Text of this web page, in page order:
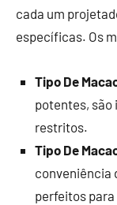
cada um
específicas. Os
Tipo De
potentes, são
restritos.
Tipo De
conveniência
perfeitos